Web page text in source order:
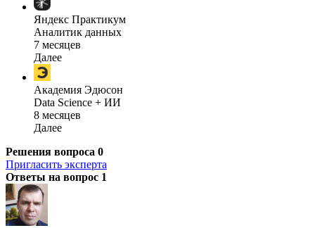
Яндекс Практикум
Аналитик данных
7 месяцев
Далее
Академия Эдюсон
Data Science + ИИ
8 месяцев
Далее
Решения вопроса 0
Пригласить эксперта
Ответы на вопрос 1